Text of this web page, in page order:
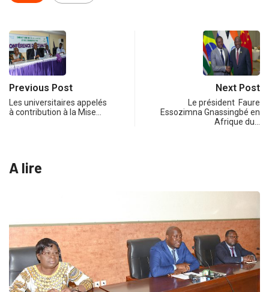
Previous Post
Les universitaires appelés
à contribution à la Mise…
Next Post
Le président Faure
Essozimna Gnassingbé en
Afrique du…
A lire